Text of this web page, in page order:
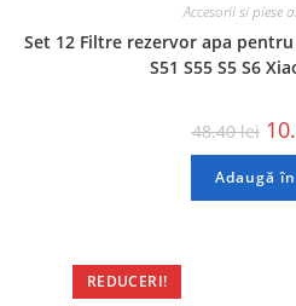
Accesorii si piese
Set 12 Filtre rezervor apa
S51 S55 S5 S6
48.40lei
Adaugă
REDUCERI!